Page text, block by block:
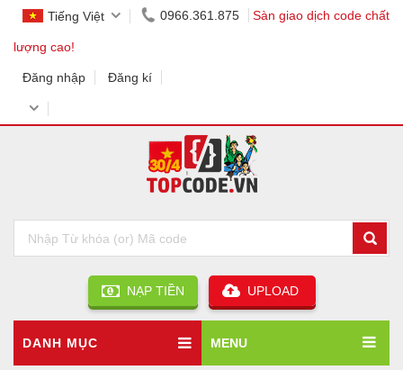
Tiếng Việt 0966.361.875 Sàn giao dịch code chất
lượng cao!
Đăng nhập Đăng kí
NẠP TIỀN UPLOAD
DANH MỤC MENU